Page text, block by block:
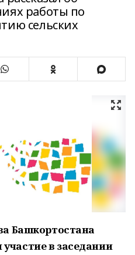
работы по
сельских
Башкортостана
в заседании